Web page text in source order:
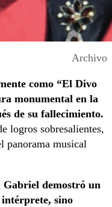
Archivo
como “El Divo
monumental en la
de su fallecimiento.
logros sobresalientes,
panorama musical
Gabriel demostró un
intérprete, sino